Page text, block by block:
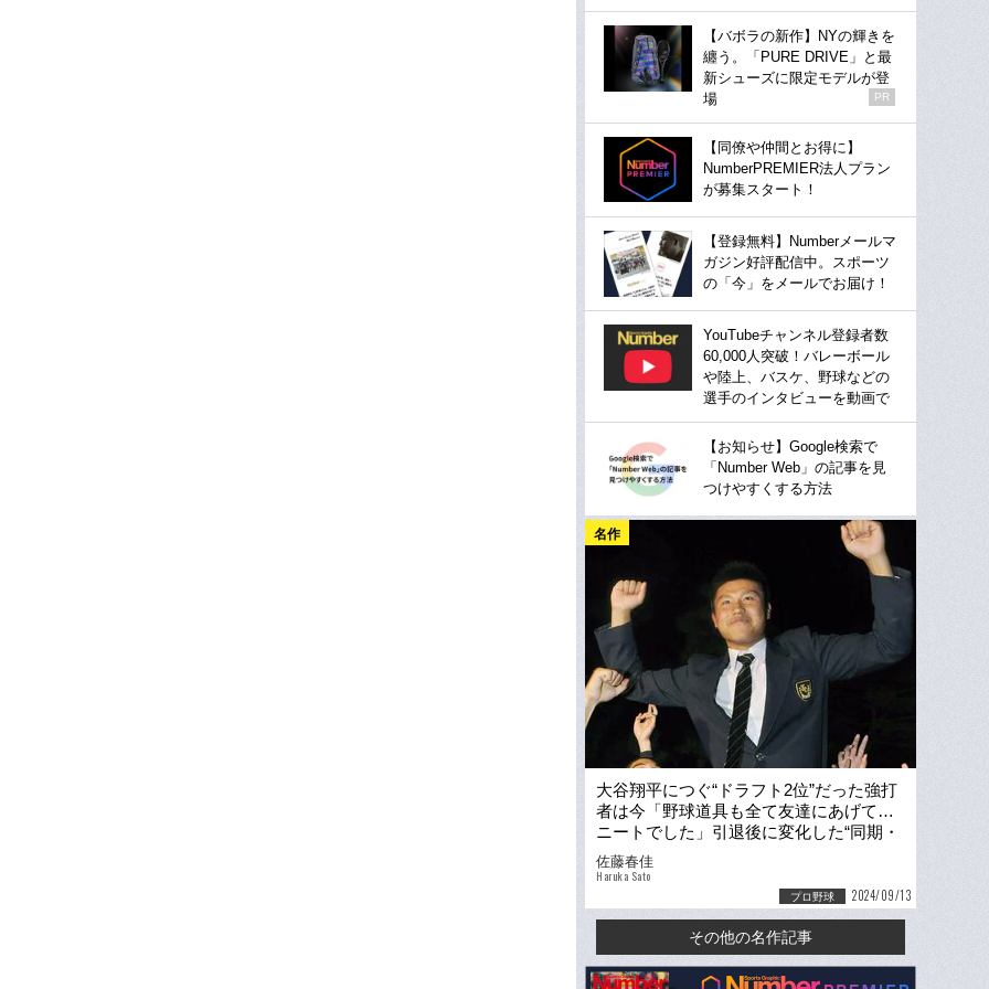
【バボラの新作】NYの輝きを
纏う。「PURE DRIVE」と最
新シューズに限定モデルが登
場
PR
【同僚や仲間とお得に】
NumberPREMIER法人プラン
が募集スタート！
【登録無料】Numberメールマ
ガジン好評配信中。スポーツ
の「今」をメールでお届け！
YouTubeチャンネル登録者数
60,000人突破！バレーボール
や陸上、バスケ、野球などの
選手のインタビューを動画で
【お知らせ】Google検索で
「Number Web」の記事を見
つけやすくする方法
名作
大谷翔平につぐ“ドラフト2位”だった強打
者は今「野球道具も全て友達にあげて…
ニートでした」引退後に変化した“同期・
大谷”への思い
佐藤春佳
Haruka Sato
プロ野球 2024/09/13
その他の名作記事